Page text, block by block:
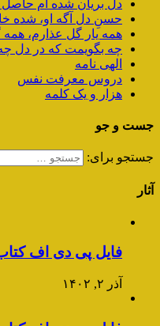
دل بریان شده ام
حسنِ دل آگه او، شده
همه یار گل عذارم، همه
چه بگویمت که در دل
الهی نامه
دروس معرفت نفس
هزار و یک کلمه
جست و جو
جستجو برای:
آثار
فایل پی دی اف
آذر ۲, ۱۴۰۲